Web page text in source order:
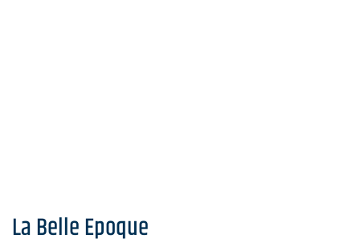
La Belle Epoque